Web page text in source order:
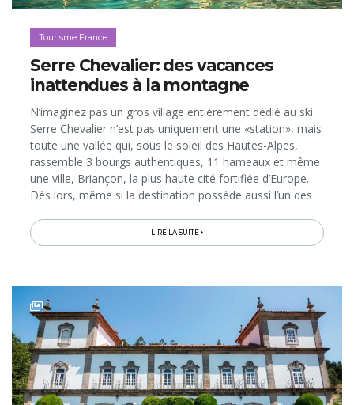
Tourisme France
Serre Chevalier: des vacances
inattendues à la montagne
N’imaginez pas un gros village entièrement dédié au ski.
Serre Chevalier n’est pas uniquement une «station», mais
toute une vallée qui, sous le soleil des Hautes-Alpes,
rassemble 3 bourgs authentiques, 11 hameaux et même
une ville, Briançon, la plus haute cité fortifiée d’Europe.
Dès lors, même si la destination possède aussi l’un des
LIRE LA SUITE